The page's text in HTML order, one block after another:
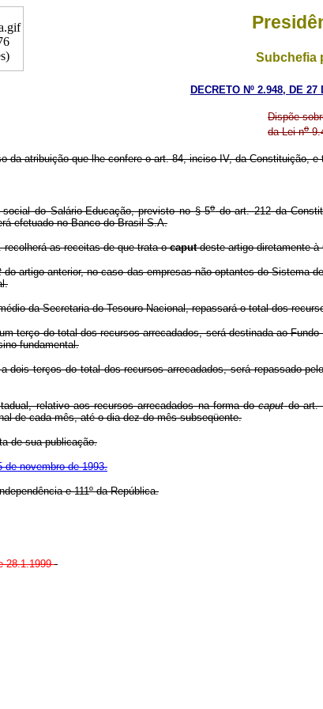
Subchefia
DECRETO Nº 2.948, DE
Dispõe
da Lei no
da atribuição que lhe confere o art. 84, inciso IV, da Constituição,
do Salário-Educação, previsto no § 5odo art. 212 da
efetuado no Banco do Brasil S.A.
as receitas de que trata ocaputdeste artigo diretamente à
do artigo anterior, no caso das empresas não optantes do Sistema
da Secretaria do Tesouro Nacional, repassará o total dos
terço do total dos recursos arrecadados, será destinada ao
fundamental.
dois terços do total dos recursos arrecadados, será repassado
relativo aos recursos arrecadados na forma docaput do art.
de cada mês, até o dia dez do mês subseqüente.
de sua publicação.
de novembro de 1993.
e 111º da República.
28.1.1999